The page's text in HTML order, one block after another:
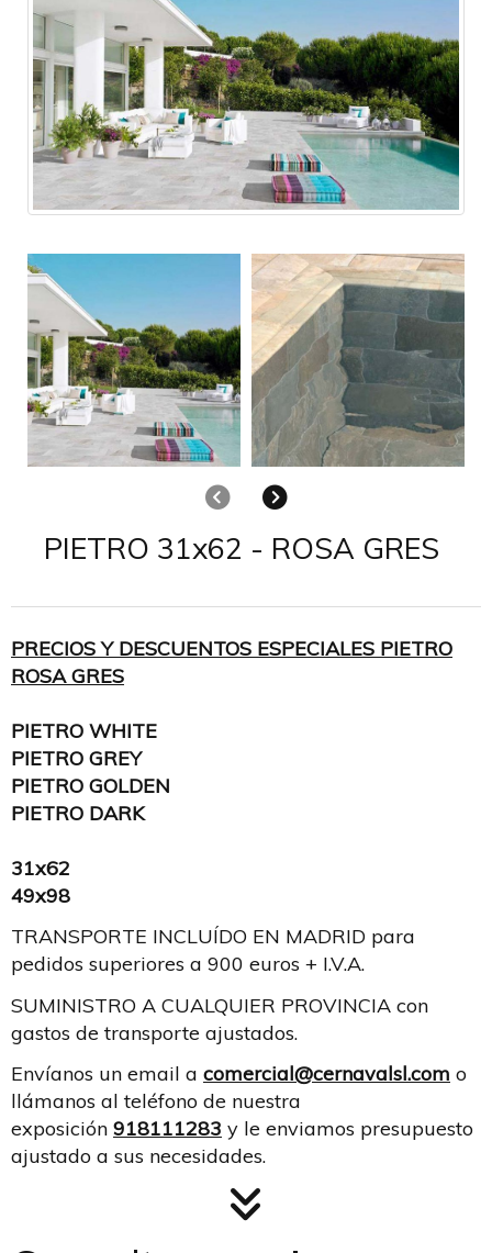
AnteriorSiguiente
PIETRO 31x62 - ROSA GRES
PRECIOS Y DESCUENTOS ESPECIALES PIETRO
ROSA GRES
PIETRO WHITE
PIETRO GREY
PIETRO GOLDEN
PIETRO DARK
31x62
49x98
TRANSPORTE INCLUÍDO EN MADRID para
pedidos superiores a 900 euros + I.V.A.
SUMINISTRO A CUALQUIER PROVINCIA con
gastos de transporte ajustados.
Envíanos un email a comercial@cernavalsl.com o
llámanos al teléfono de nuestra
exposición 918111283 y le enviamos presupuesto
ajustado a sus necesidades.